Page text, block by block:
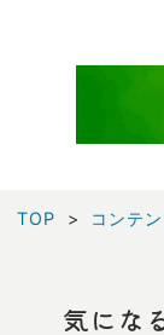
TOP コンテ
気にな